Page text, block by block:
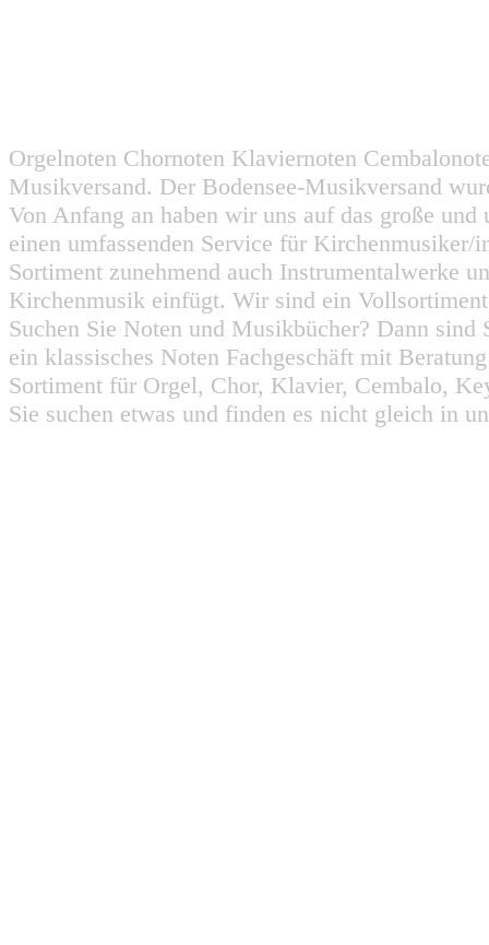
Orgelnoten Chornoten Klaviernoten
Musikversand. Der Bodensee-Musikversand
Von Anfang an haben wir uns auf das große
einen umfassenden Service für
Sortiment zunehmend auch Instrumentalwerke
Kirchenmusik einfügt. Wir sind ein
Suchen Sie Noten und Musikbücher? Dann
ein klassisches Noten Fachgeschäft mit
Sortiment für Orgel, Chor, Klavier, Cembalo,
Sie suchen etwas und finden es nicht gleich in